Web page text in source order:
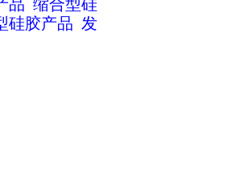
品 缩合型硅
硅胶产品 发